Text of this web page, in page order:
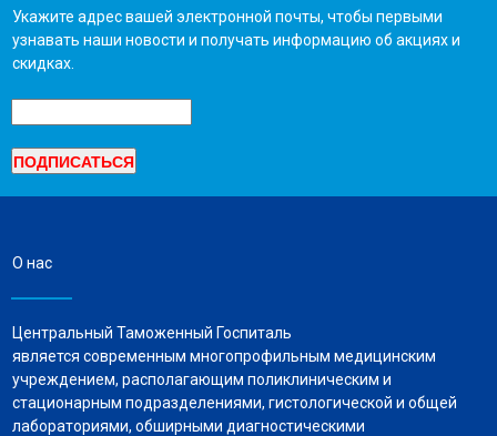
Укажите адрес вашей электронной почты, чтобы первыми
узнавать наши новости и получать информацию об акциях и
скидках.
О нас
Центральный Таможенный Госпиталь
является современным многопрофильным медицинским
учреждением, располагающим поликлиническим и
стационарным подразделениями, гистологической и общей
лабораториями, обширными диагностическими